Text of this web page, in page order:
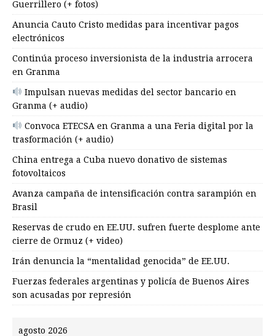
Guerrillero (+ fotos)
Anuncia Cauto Cristo medidas para incentivar pagos
electrónicos
Continúa proceso inversionista de la industria arrocera
en Granma
Impulsan nuevas medidas del sector bancario en
Granma (+ audio)
Convoca ETECSA en Granma a una Feria digital por la
trasformación (+ audio)
China entrega a Cuba nuevo donativo de sistemas
fotovoltaicos
Avanza campaña de intensificación contra sarampión en
Brasil
Reservas de crudo en EE.UU. sufren fuerte desplome ante
cierre de Ormuz (+ video)
Irán denuncia la “mentalidad genocida” de EE.UU.
Fuerzas federales argentinas y policía de Buenos Aires
son acusadas por represión
agosto 2026